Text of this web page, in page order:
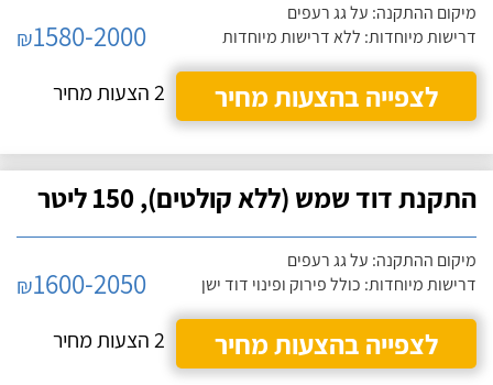
מיקום ההתקנה: על גג רעפים
דרישות מיוחדות: ללא דרישות מיוחדות
₪1580-2000
לצפייה בהצעות מחיר
2 הצעות מחיר
התקנת דוד שמש (ללא קולטים), 150 ליטר
מיקום ההתקנה: על גג רעפים
דרישות מיוחדות: כולל פירוק ופינוי דוד ישן
₪1600-2050
לצפייה בהצעות מחיר
2 הצעות מחיר